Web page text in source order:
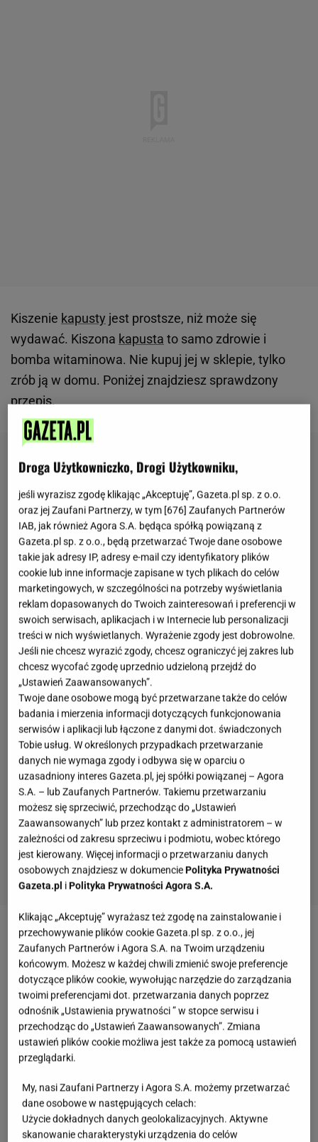
Kiszenie kapusty jest prostsze, niż może się
wydawać. Kiszona kapusta to samo zdrowie i
bomba witaminowa. Nie kupuj jej w sklepie, tylko
zrób ją w domu. Poniżej znajdziesz sprawdzony
przepis.
Zobacz wideoPrzepis na kapustę małosolną
Kiszenie kapusty w beczce lub słoikach. Ile soli
trzeba dodać?
Jednym z ważniejszych aspektów kiszenia kapusty
jest właściwa ilość soli.
kapusty, przypada 1 łyżka soli (15 - 25 g)
. Zatem do
100 kg kapusty dodajemy 100 łyżek soli. Co na
pewno dodajemy do kiszonej kapusty? Właśnie sól i
Droga Użytkowniczko, Drogi Użytkowniku,
jeśli wyrazisz zgodę klikając „Akceptuję”, Gazeta.pl sp. z o.o.
oraz jej Zaufani Partnerzy, w tym [676] Zaufanych Partnerów
IAB, jak również Agora S.A. będąca spółką powiązaną z
Gazeta.pl sp. z o.o., będą przetwarzać Twoje dane osobowe
takie jak adresy IP, adresy e-mail czy identyfikatory plików
cookie lub inne informacje zapisane w tych plikach do celów
marketingowych, w szczególności na potrzeby wyświetlania
reklam dopasowanych do Twoich zainteresowań i preferencji w
swoich serwisach, aplikacjach i w Internecie lub personalizacji
treści w nich wyświetlanych. Wyrażenie zgody jest dobrowolne.
Jeśli nie chcesz wyrazić zgody, chcesz ograniczyć jej zakres lub
chcesz wycofać zgodę uprzednio udzieloną przejdź do
„Ustawień Zaawansowanych”.
Twoje dane osobowe mogą być przetwarzane także do celów
badania i mierzenia informacji dotyczących funkcjonowania
serwisów i aplikacji lub łączone z danymi dot. świadczonych
Tobie usług. W określonych przypadkach przetwarzanie
danych nie wymaga zgody i odbywa się w oparciu o
uzasadniony interes Gazeta.pl, jej spółki powiązanej – Agora
S.A. – lub Zaufanych Partnerów. Takiemu przetwarzaniu
możesz się sprzeciwić, przechodząc do „Ustawień
Zaawansowanych” lub przez kontakt z administratorem – w
zależności od zakresu sprzeciwu i podmiotu, wobec którego
jest kierowany. Więcej informacji o przetwarzaniu danych
osobowych znajdziesz w dokumenciePolityka Prywatności
Gazeta.pl iPolityka Prywatności Agora S.A.
Klikając „Akceptuję” wyrażasz też zgodę na zainstalowanie i
przechowywanie plików cookie Gazeta.pl sp. z o.o., jej
Zaufanych Partnerów i Agora S.A. na Twoim urządzeniu
końcowym. Możesz w każdej chwili zmienić swoje preferencje
dotyczące plików cookie, wywołując narzędzie do zarządzania
twoimi preferencjami dot. przetwarzania danych poprzez
odnośnik „Ustawienia prywatności ” w stopce serwisu i
przechodząc do „Ustawień Zaawansowanych”. Zmiana
ustawień plików cookie możliwa jest także za pomocą ustawień
przeglądarki.
My, nasi Zaufani Partnerzy i Agora S.A. możemy przetwarzać
dane osobowe w następujących celach:
Użycie dokładnych danych geolokalizacyjnych. Aktywne
skanowanie charakterystyki urządzenia do celów